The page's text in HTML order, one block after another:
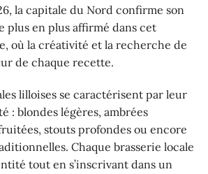
la capitale du Nord confirme son
plus en plus affirmé dans cet
où la créativité et la recherche de
de chaque recette.
lilloises se caractérisent par leur
: blondes légères, ambrées
stouts profondes ou encore
Chaque brasserie locale
tout en s’inscrivant dans un